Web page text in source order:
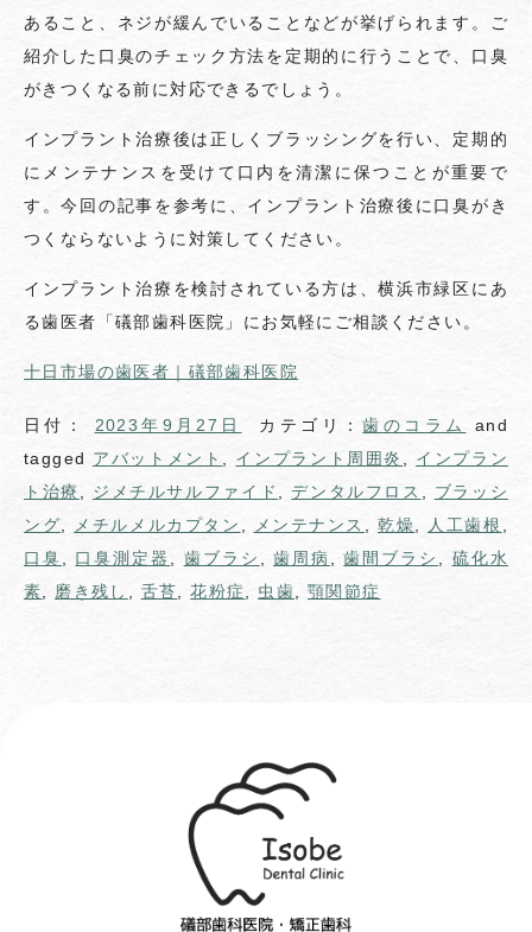
あること、ネジが緩んでいることなどが挙げられます。ご
紹介した口臭のチェック方法を定期的に行うことで、口臭
がきつくなる前に対応できるでしょう。
インプラント治療後は正しくブラッシングを行い、定期的
にメンテナンスを受けて口内を清潔に保つことが重要で
す。今回の記事を参考に、インプラント治療後に口臭がき
つくならないように対策してください。
インプラント治療を検討されている方は、横浜市緑区にあ
る歯医者「礒部歯科医院」にお気軽にご相談ください。
十日市場の歯医者｜礒部歯科医院
日付： 2023年9月27日 カテゴリ：歯のコラム
and
tagged アバットメント インプラント周囲炎
インプラン
ト治療
ジメチルサルファイド ,デンタルフロス
ブラッシ
ング
メチルメルカプタン メンテナンス ,乾燥 人工歯根
口臭
口臭測定器 歯ブラシ 歯周病 ,歯間ブラシ
硫化水
素
磨き残し 舌苔 ,花粉症 虫歯 顎関節症